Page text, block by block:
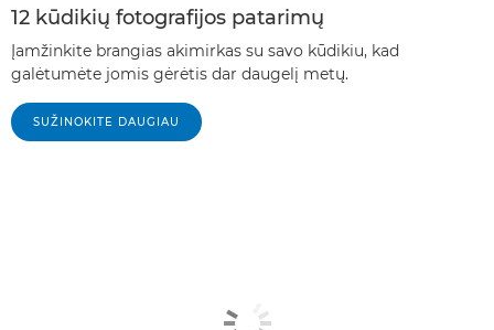
12 kūdikių fotografijos patarimų
Įamžinkite brangias akimirkas su savo kūdikiu, kad
galėtumėte jomis gėrėtis dar daugelį metų.
SUŽINOKITE DAUGIAU